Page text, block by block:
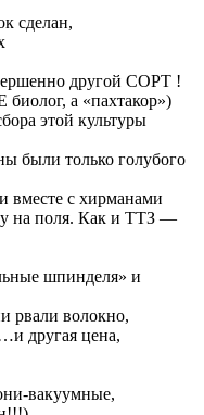
сделан,
другой СОРТ !
биолог, а «пахтакор»)
этой культуры
были только голубого
вместе с хирманами
на поля. Как и ТТЗ —
шпинделя» и
рвали волокно,
другая цена,
вакуумные,